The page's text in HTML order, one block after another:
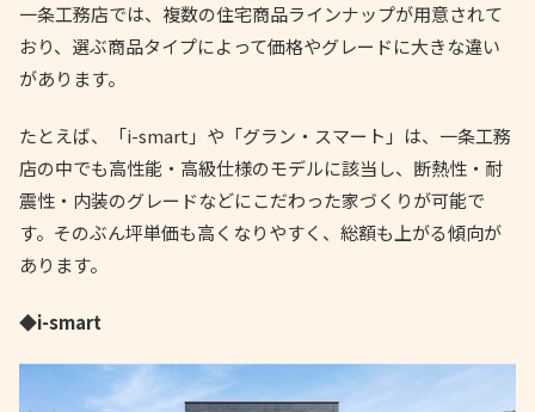
一条工務店では、複数の住宅商品ラインナップが用意されて
おり、選ぶ商品タイプによって価格やグレードに大きな違い
があります。
たとえば、「i-smart」や「グラン・スマート」は、一条工務
店の中でも高性能・高級仕様のモデルに該当し、断熱性・耐
震性・内装のグレードなどにこだわった家づくりが可能で
す。そのぶん坪単価も高くなりやすく、総額も上がる傾向が
あります。
◆i-smart